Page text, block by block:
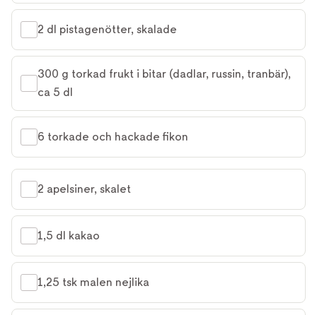
2 dl pistagenötter, skalade
300 g torkad frukt i bitar (dadlar, russin, tranbär),
ca 5 dl
6 torkade och hackade fikon
2 apelsiner, skalet
1,5 dl kakao
1,25 tsk malen nejlika